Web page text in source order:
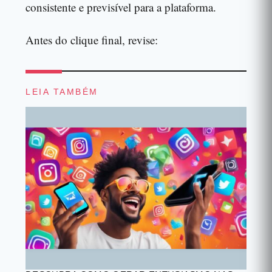
consistente e previsível para a plataforma.
Antes do clique final, revise:
LEIA TAMBÉM